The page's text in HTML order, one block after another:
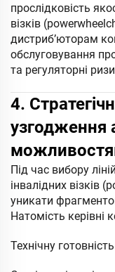
прослідковість
візків
дистриб’юторам
обслуговування
та регуляторні
4.
узгодження
Під час вибору
інвалідних візків
уникати
Натомість керівні
Технічну готовність